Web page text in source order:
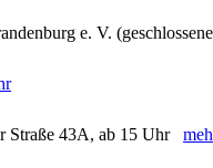
e. V.
Straße 43A, ab 15 Uhr